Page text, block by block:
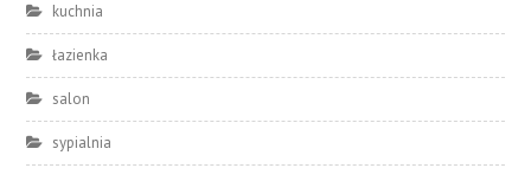
kuchnia
łazienka
salon
sypialnia